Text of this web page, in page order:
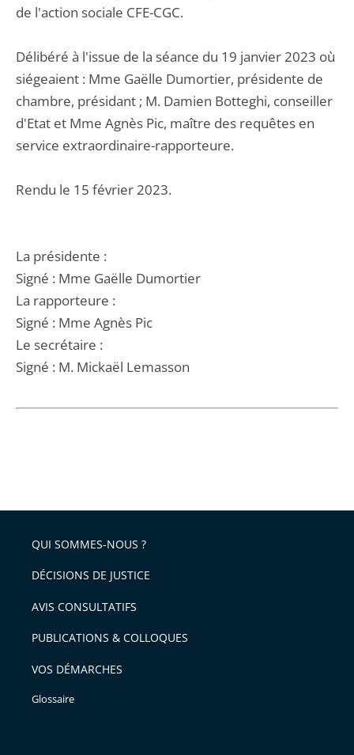
de l'action sociale CFE-CGC.
Délibéré à l'issue de la séance du 19 janvier 2023 où
siégeaient : Mme Gaëlle Dumortier, présidente de
chambre, présidant ; M. Damien Botteghi, conseiller
d'Etat et Mme Agnès Pic, maître des requêtes en
service extraordinaire-rapporteure.
Rendu le 15 février 2023.
La présidente :
Signé : Mme Gaëlle Dumortier
La rapporteure :
Signé : Mme Agnès Pic
Le secrétaire :
Signé : M. Mickaël Lemasson
QUI SOMMES-NOUS ?
DÉCISIONS DE JUSTICE
AVIS CONSULTATIFS
PUBLICATIONS & COLLOQUES
VOS DÉMARCHES
Glossaire